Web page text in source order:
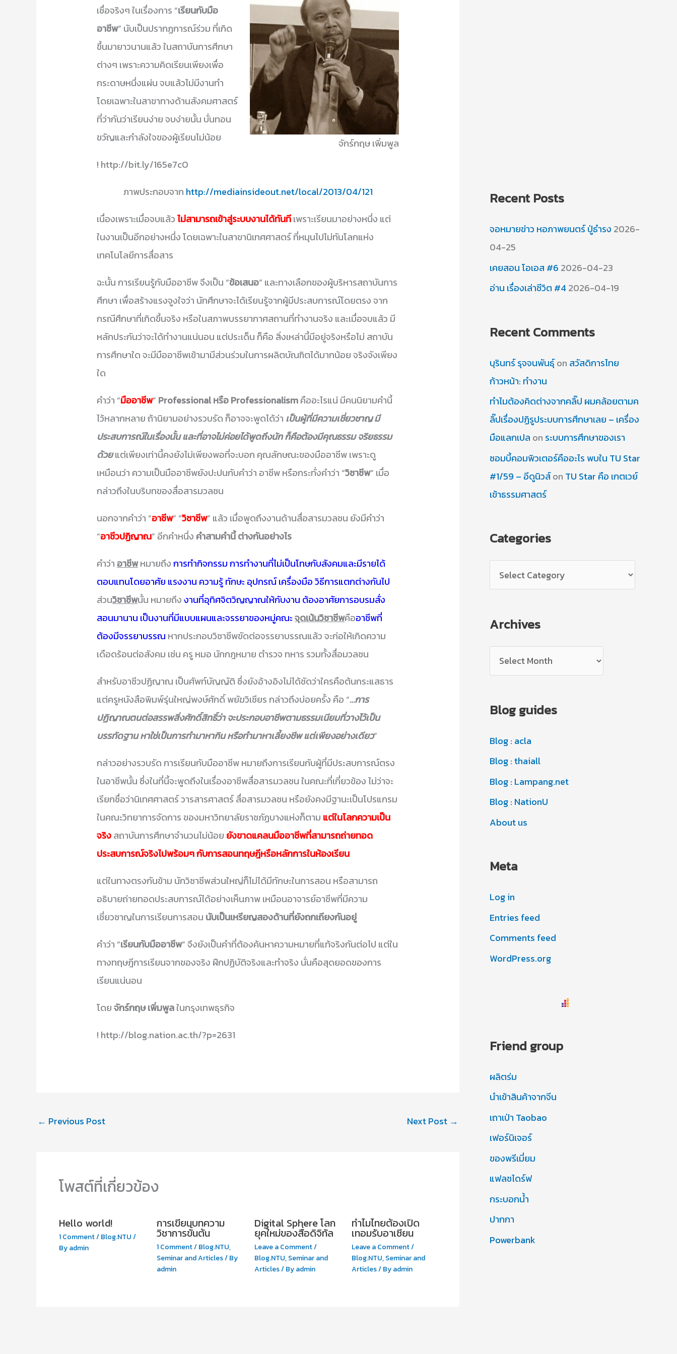
จักร์กฤษ เพิ่มพูล
เชื่อจริงๆ ในเรื่องการ “เรียนกับมือ
อาชีพ” นับเป็นปรากฏการณ์ร่วม ที่เกิด
ขึ้นมายาวนานแล้ว ในสถาบันการศึกษา
ต่างๆ เพราะความคิดเรียนเพียงเพื่อ
กระดาษหนึ่งแผ่น จบแล้วไม่มีงานทำ
โดยเฉพาะในสาขาทางด้านสังคมศาสตร์
ที่ว่ากันว่าเรียนง่าย จบง่ายนั้น บั่นทอน
ขวัญและกำลังใจของผู้เรียนไม่น้อย
! http://bit.ly/165e7cO
ภาพประกอบจาก http://mediainsideout.net/local/2013/04/121
เนื่องเพราะเมื่อจบแล้วไม่สามารถเข้าสู่ระบบงานได้ทันทีเพราะเรียนมาอย่างหนึ่ง แต่
ในงานเป็นอีกอย่างหนึ่ง โดยเฉพาะในสาขานิเทศศาสตร์ ที่หมุนไปไม่ทันโลกแห่ง
เทคโนโลยีการสื่อสาร
ฉะนั้น การเรียนรู้กับมืออาชีพ จึงเป็น “ข้อเสนอ” และทางเลือกของผู้บริหารสถาบันการ
ศึกษา เพื่อสร้างแรงจูงใจว่า นักศึกษาจะได้เรียนรู้จากผู้มีประสบการณ์โดยตรง จาก
กรณีศึกษาที่เกิดขึ้นจริง หรือในสภาพบรรยากาศสถานที่ทำงานจริง และเมื่อจบแล้ว มี
หลักประกันว่าจะได้ทำงานแน่นอน แต่ประเด็น ก็คือ สิ่งเหล่านี้มีอยู่จริงหรือไม่ สถาบัน
การศึกษาใด จะมีมืออาชีพเข้ามามีส่วนร่วมในการผลิตบัณฑิตได้มากน้อย จริงจังเพียง
ใด
คำว่า “มืออาชีพ” Professional หรือ Professionalismคืออะไรแน่ มีคนนิยามคำนี้
ไว้หลากหลาย ถ้านิยามอย่างรวบรัด ก็อาจจะพูดได้ว่า เป็นผู้ที่มีความเชี่ยวชาญ มี
ประสบการณ์ในเรื่องนั้น และที่อาจไม่ค่อยได้พูดถึงนัก ก็คือต้องมีคุณธรรม จริยธรรม
ด้วยแต่เพียงเท่านี้คงยังไม่เพียงพอที่จะบอก คุณลักษณะของมืออาชีพ เพราะดู
เหมือนว่า ความเป็นมืออาชีพยังปะปนกับคำว่า อาชีพ หรือกระทั่งคำว่า “วิชาชีพ” เมื่อ
กล่าวถึงในบริบทของสื่อสารมวลชน
นอกจากคำว่า “อาชีพ” “วิชาชีพ” แล้ว เมื่อพูดถึงงานด้านสื่อสารมวลชน ยังมีคำว่า
“อาชีวปฏิญาณ” อีกคำหนึ่ง คำสามคำนี้ ต่างกันอย่างไร
คำว่า อาชีพหมายถึงการทำกิจกรรม การทำงานที่ไม่เป็นโทษกับสังคมและมีรายได้
ตอบแทนโดยอาศัย แรงงาน ความรู้ ทักษะ อุปกรณ์ เครื่องมือ วิธีการแตกต่างกันไป
ส่วนวิชาชีพนั้น หมายถึงงานที่อุทิศจิตวิญญาณให้กับงาน ต้องอาศัยการอบรมสั่ง
สอนมานาน เป็นงานที่มีแบบแผนและจรรยาของหมู่คณะจุดเน้นวิชาชีพคืออาชีพที่
ต้องมีจรรยาบรรณ หากประกอบวิชาชีพขัดต่อจรรยาบรรณแล้ว จะก่อให้เกิดความ
เดือดร้อนต่อสังคม เช่น ครู หมอ นักกฎหมาย ตำรวจ ทหาร รวมทั้งสื่อมวลชน
สำหรับอาชีวปฏิญาณ เป็นศัพท์บัญญัติ ซึ่งยังอ้างอิงไม่ได้ชัดว่าใครคือต้นกระแสธาร
แต่ครูหนังสือพิมพ์รุ่นใหญ่พงษ์ศักดิ์ พยัฆวิเชียร กล่าวถึงบ่อยครั้ง คือ “…การ
ปฏิญาณตนต่อสรรพสิ่งศักดิ์สิทธิ์ว่า จะประกอบอาชีพตามธรรมเนียมที่วางไว้เป็น
บรรทัดฐาน หาใช่เป็นการทำมาหากิน หรือทำมาหาเลี้ยงชีพ แต่เพียงอย่างเดียว”
กล่าวอย่างรวบรัด การเรียนกับมืออาชีพ หมายถึงการเรียนกับผู้ที่มีประสบการณ์ตรง
ในอาชีพนั้น ซึ่งในที่นี้จะพูดถึงในเรื่องอาชีพสื่อสารมวลชน ในคณะที่เกี่ยวข้อง ไม่ว่าจะ
เรียกชื่อว่านิเทศศาสตร์ วารสารศาสตร์ สื่อสารมวลชน หรือยังคงมีฐานะเป็นโปรแกรม
ในคณะวิทยาการจัดการ ของมหาวิทยาลัยราชภัฏบางแห่งก็ตาม แต่ในโลกความเป็น
จริงสถาบันการศึกษาจำนวนไม่น้อย ยังขาดแคลนมืออาชีพที่สามารถถ่ายทอด
ประสบการณ์จริงไปพร้อมๆ กับการสอนทฤษฎีหรือหลักการในห้องเรียน
แต่ในทางตรงกันข้าม นักวิชาชีพส่วนใหญ่ก็ไม่ได้มีทักษะในการสอน หรือสามารถ
อธิบายถ่ายทอดประสบการณ์ได้อย่างเห็นภาพ เหมือนอาจารย์อาชีพที่มีความ
เชี่ยวชาญในการเรียนการสอน นับเป็นเหรียญสองด้านที่ยังถกเถียงกันอยู่
คำว่า “เรียนกับมืออาชีพ” จึงยังเป็นคำที่ต้องค้นหาความหมายที่แท้จริงกันต่อไป แต่ใน
ทางทฤษฎีการเรียนจากของจริง ฝึกปฏิบัติจริงและทำจริง นั่นคือสุดยอดของการ
เรียนแน่นอน
โดยจักร์กฤษ เพิ่มพูลในกรุงเทพธุรกิจ
! http://blog.nation.ac.th/?p=2631
← Previous Post Next Post →
โพสต์ที่เกี่ยวข้อง
Hello world!
1 Comment/Blog.NTU/
Byadmin
การเขียนบทความ
วิชาการขั้นต้น
1 Comment/Blog.NTU,
Seminar and Articles/ By
admin
Digital Sphere โลก
ยุคใหม่ของสื่อดิจิทัล
Leave a Comment/
Blog.NTU,Seminar and
Articles/ Byadmin
ทำไมไทยต้องเปิด
เทอมรับอาเซียน
Leave a Comment/
Blog.NTU,Seminar and
Articles/ Byadmin
Recent Posts
จอหมายข่าว หอภาพยนตร์ ปู่ธำรง 2026-
04-25
เคยสอน โอเอส #6 2026-04-23
อ่าน เรื่องเล่าชีวิต #42026-04-19
Recent Comments
บุรินทร์ รุจจนพันธุ์on สวัสดิการไทย
ก้าวหน้า: ทำงาน
ทำไมต้องคิดต่างจากคลิ๊ป ผมคล้อยตามค
ลิ๊ปเรื่องปฏิรูประบบการศึกษาเลย – เครื่อง
มือแลกเปล on ระบบการศึกษาของเรา
ซอมบี้คอมพิวเตอร์คืออะไร พบใน TU Star
#1/59 – อีดูนิวส์on TU Star คือ เกตเวย์
เข้าธรรมศาสตร์
Categories
a
e
r
e
Archives
r
h
v
e
s
Blog guides
Blog : acla
Blog : thaiall
Blog : Lampang.net
Blog : NationU
About us
Meta
Log in
Entries feed
Comments feed
WordPress.org
Friend group
ผลิตร่ม
นำเข้าสินค้าจากจีน
เถาเป่า Taobao
เฟอร์นิเจอร์
ของพรีเมี่ยม
แฟลชไดร์ฟ
กระบอกน้ำ
ปากกา
Powerbank